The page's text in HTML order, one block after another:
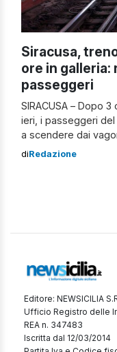
Siracusa,
ore in galleria:
passeggeri
SIRACUSA – Dopo
ieri, i passeggeri
a scendere dai
all’interno della
diRedazione
Editore: NEWSICILIA
Ufficio Registro delle
REA n. 347483
Iscritta dal 12/03/2014